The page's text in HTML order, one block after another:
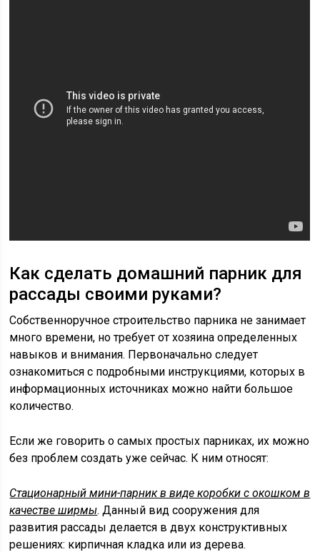
Как сделать домашний парник для
рассады своими руками?
Собственноручное строительство парника не занимает
много времени, но требует от хозяина определенных
навыков и внимания. Первоначально следует
ознакомиться с подробными инструкциями, которых в
информационных источниках можно найти большое
количество.
Если же говорить о самых простых парниках, их можно
без проблем создать уже сейчас. К ним относят:
Стационарный мини-парник в виде коробки с окошком в
качестве ширмы. Данный вид сооружения для
развития рассады делается в двух конструктивных
решениях: кирпичная кладка или из дерева.